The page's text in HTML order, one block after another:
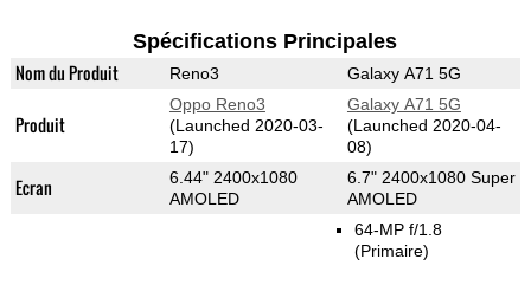
Spécifications Principales
Nom du Produit Reno3 Galaxy A71 5G
Produit
Oppo Reno3
(Launched 2020-03-
17)
Galaxy A71 5G
(Launched 2020-04-
08)
Ecran
6.44" 2400x1080
AMOLED
6.7" 2400x1080 Super
AMOLED
64-MP f/1.8
(Primaire)